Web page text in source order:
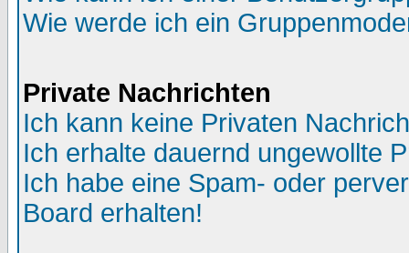
Wie werde ich ein
Private Nachrichten
Ich kann keine Privaten
Ich erhalte dauernd ungewollte
Ich habe eine Spam- oder
Board erhalten!